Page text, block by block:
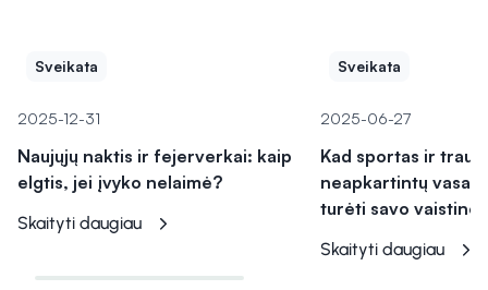
Sveikata
2025-12-31
Naujųjų naktis ir fejerverkai: kaip
elgtis, jei įvyko nelaimė?
Skaityti daugiau
Sveikata
2025-06-27
Kad sportas ir
neapkartintų
turėti savo
Skaityti daugiau